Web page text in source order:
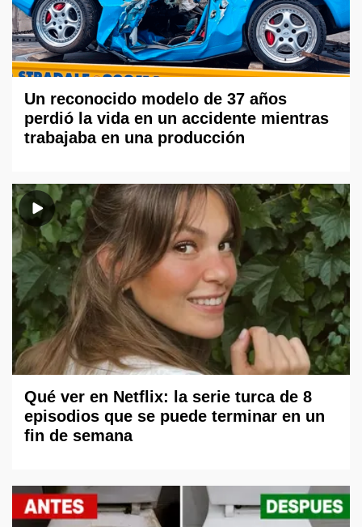
Un reconocido modelo de 37 años
perdió la vida en un accidente mientras
trabajaba en una producción
Qué ver en Netflix: la serie turca de 8
episodios que se puede terminar en un
fin de semana